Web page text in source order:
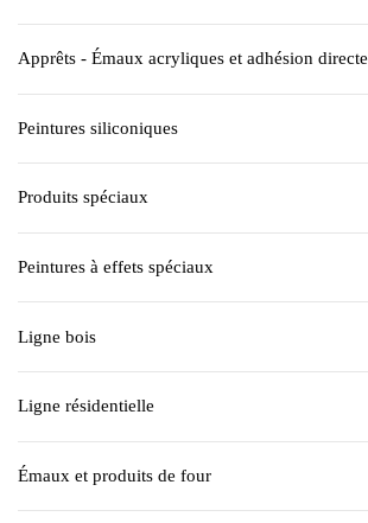
Apprêts - Émaux acryliques et adhésion directe
Peintures siliconiques
Produits spéciaux
Peintures à effets spéciaux
Ligne bois
Ligne résidentielle
Émaux et produits de four